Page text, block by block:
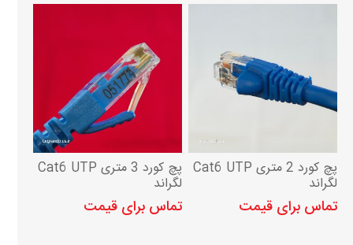
پچ کورد 2 متری Cat6 UTP
لگراند
تماس برای قیمت
پچ کورد 3 متری Cat6 UTP
لگراند
تماس برای قیمت